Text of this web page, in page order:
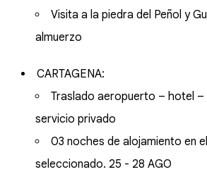
Visita a la piedra del Peñol y
almuerzo
CARTAGENA:
Traslado aeropuerto – hotel
servicio privado
03 noches de alojamiento en
seleccionado. 25 - 28 AGO